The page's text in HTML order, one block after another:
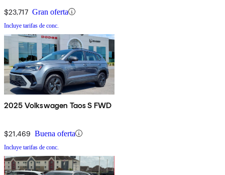
$23,717 Gran oferta
Incluye tarifas de conc.
2025 Volkswagen Taos S FWD
$21,469 Buena oferta
Incluye tarifas de conc.